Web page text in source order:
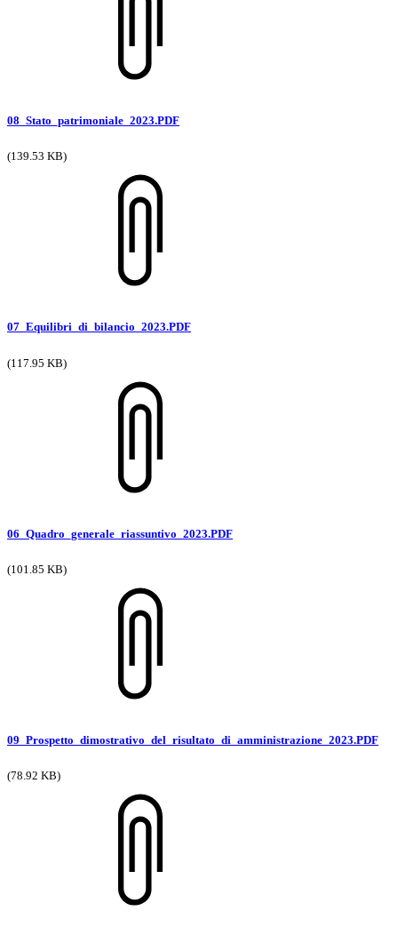
08_Stato_patrimoniale_2023.PDF
(139.53 KB)
07_Equilibri_di_bilancio_2023.PDF
(117.95 KB)
06_Quadro_generale_riassuntivo_2023.PDF
(101.85 KB)
09_Prospetto_dimostrativo_del_risultato_di_amministrazione_2023.PDF
(78.92 KB)